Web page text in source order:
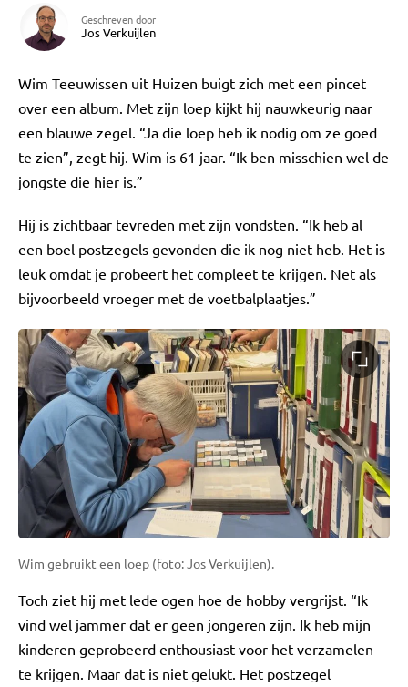
Geschreven door
Jos Verkuijlen
Wim Teeuwissen uit Huizen buigt zich met een pincet
over een album. Met zijn loep kijkt hij nauwkeurig naar
een blauwe zegel. “Ja die loep heb ik nodig om ze goed
te zien”, zegt hij. Wim is 61 jaar. “Ik ben misschien wel de
jongste die hier is.”
Hij is zichtbaar tevreden met zijn vondsten. “Ik heb al
een boel postzegels gevonden die ik nog niet heb. Het is
leuk omdat je probeert het compleet te krijgen. Net als
bijvoorbeeld vroeger met de voetbalplaatjes.”
Wim gebruikt een loep (foto: Jos Verkuijlen).
Toch ziet hij met lede ogen hoe de hobby vergrijst. “Ik
vind wel jammer dat er geen jongeren zijn. Ik heb mijn
kinderen geprobeerd enthousiast voor het verzamelen
te krijgen. Maar dat is niet gelukt. Het postzegel